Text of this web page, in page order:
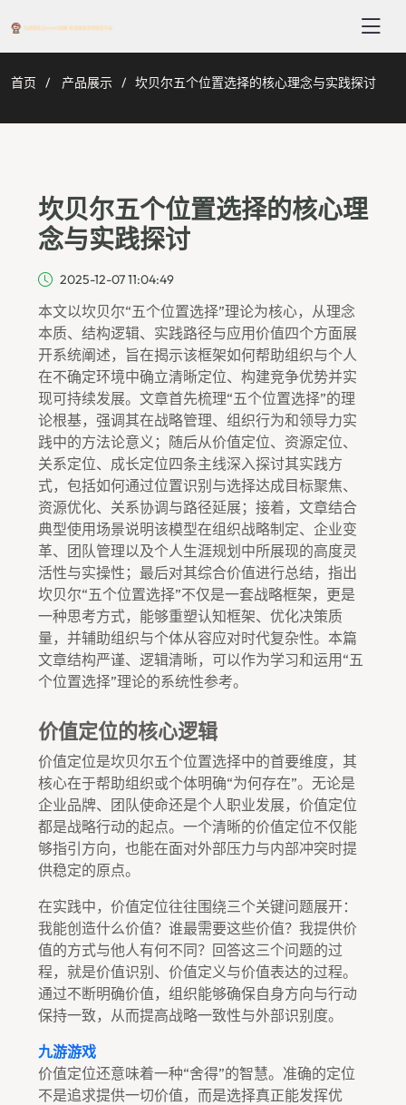
首页 产品展示 坎贝尔五个位置选择的核心理念与实践探讨
坎贝尔五个位置选择的核心理
念与实践探讨
2025-12-07 11:04:49
本文以坎贝尔“五个位置选择”理论为核心，从理念
本质、结构逻辑、实践路径与应用价值四个方面展
开系统阐述，旨在揭示该框架如何帮助组织与个人
在不确定环境中确立清晰定位、构建竞争优势并实
现可持续发展。文章首先梳理“五个位置选择”的理
论根基，强调其在战略管理、组织行为和领导力实
践中的方法论意义；随后从价值定位、资源定位、
关系定位、成长定位四条主线深入探讨其实践方
式，包括如何通过位置识别与选择达成目标聚焦、
资源优化、关系协调与路径延展；接着，文章结合
典型使用场景说明该模型在组织战略制定、企业变
革、团队管理以及个人生涯规划中所展现的高度灵
活性与实操性；最后对其综合价值进行总结，指出
坎贝尔“五个位置选择”不仅是一套战略框架，更是
一种思考方式，能够重塑认知框架、优化决策质
量，并辅助组织与个体从容应对时代复杂性。本篇
文章结构严谨、逻辑清晰，可以作为学习和运用“五
个位置选择”理论的系统性参考。
价值定位的核心逻辑
价值定位是坎贝尔五个位置选择中的首要维度，其
核心在于帮助组织或个体明确“为何存在”。无论是
企业品牌、团队使命还是个人职业发展，价值定位
都是战略行动的起点。一个清晰的价值定位不仅能
够指引方向，也能在面对外部压力与内部冲突时提
供稳定的原点。
在实践中，价值定位往往围绕三个关键问题展开：
我能创造什么价值？谁最需要这些价值？我提供价
值的方式与他人有何不同？回答这三个问题的过
程，就是价值识别、价值定义与价值表达的过程。
通过不断明确价值，组织能够确保自身方向与行动
保持一致，从而提高战略一致性与外部识别度。
九游游戏
价值定位还意味着一种“舍得”的智慧。准确的定位
不是追求提供一切价值，而是选择真正能发挥优